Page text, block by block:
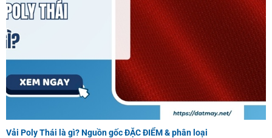
Vải Poly Thái là gì? Nguồn gốc ĐẶC ĐIỂM & phân loại